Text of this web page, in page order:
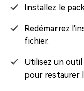
Installez le
Redémarrez
fichier.
Utilisez un
pour restaurer